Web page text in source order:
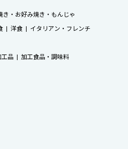
き・お好み焼き・もんじゃ
洋食
イタリアン・フレンチ
工品
加工食品・調味料